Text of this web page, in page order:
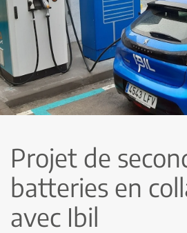
Projet de
batteries en
avec Ibil